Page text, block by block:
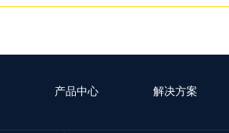
产品中心 解决方案